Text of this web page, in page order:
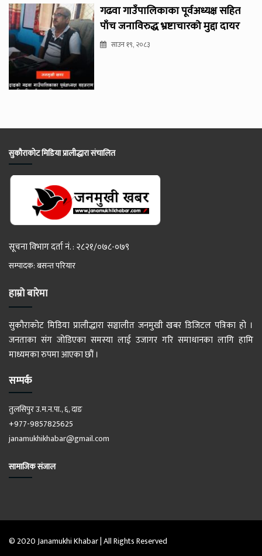
गढवा गाउँपालिकाका पूर्वअध्यक्ष सहित
पाँच जनाविरुद्ध भ्रष्टाचारको मुद्दा दायर
साउन १९, २०८३
सुकौराकोट मिडिया प्रालीद्धारा संचालित
सूचना विभाग दर्ता नं. : २८२१/०७८-०७९
सम्पादक: बसन्त परियार
हाम्रो बारेमा
सुकौराकोट मिडिया प्रालीद्धारा सञ्चालीत जनमुखी खबर डिजिटल पत्रिका हो ।
जनताका संग जोडिएका समस्या लाई उजागर गरि समाधानका लागि हामि
माध्यमका रुपमा आएका छौं ।
सम्पर्क
तुलसिपुर उ.म.न.पा., ६, दाङ
+977-9857825625
janamukhikhabar@gmail.com
सामाजिक संजाल
© 2020 Janamukhi Khabar | All Rights Reserved